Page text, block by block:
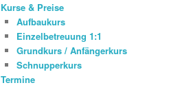
Kurse & Preise
Aufbaukurs
Einzelbetreuung 1:1
Grundkurs / Anfängerkurs
Schnupperkurs
Termine